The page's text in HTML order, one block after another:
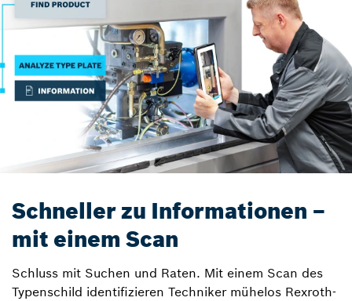
Schneller zu Informationen –
mit einem Scan
Schluss mit Suchen und Raten. Mit einem Scan des
Typenschild identifizieren Techniker mühelos Rexroth-